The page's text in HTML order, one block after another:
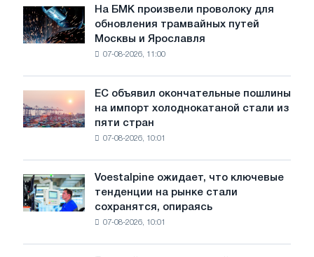
июле
На
БМК
произвели
трамвайных
путей
Москвы
Ярославля
На БМК произвели проволоку для
обновления трамвайных путей
Москвы и Ярославля
07-08-2026, 11:00
объявил
окончательные
холоднокатаной
стали
из
стран
ЕС объявил окончательные пошлины
на импорт холоднокатаной стали из
пяти стран
07-08-2026, 10:01
Voestalpine
ожидает,
что
Voestalpine ожидает, что ключевые
тенденции на рынке стали
сохранятся, опираясь
07-08-2026, 10:01